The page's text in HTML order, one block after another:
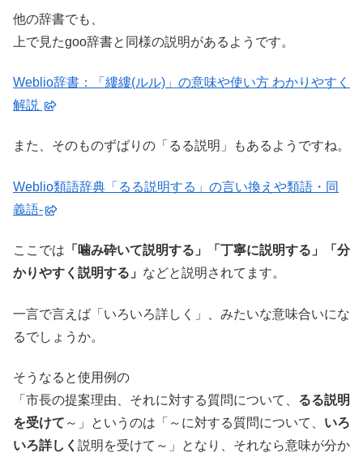
他の辞書でも、
上で見たgoo辞書と同様の説明があるようです。
Weblio辞書：「縷縷(ルル)」の意味や使い方 わかりやすく
解説
また、そのものずばりの「るる説明」もあるようですね。
Weblio類語辞典「るる説明する」の言い換えや類語・同
義語-
ここでは 「噛み砕いて説明する」「丁寧に説明する」「分
かりやすく説明する」 などと説明されてます。
一言で言えば「いろいろ詳しく」、みたいな意味合いにな
るでしょうか。
そうなると使用例の
「市長の提案理由、それに対する質問について、 るる説明
を受けて ～」というのは「～に対する質問について、 いろ
いろ詳しく 説明を受けて～」となり、それなら意味が分か